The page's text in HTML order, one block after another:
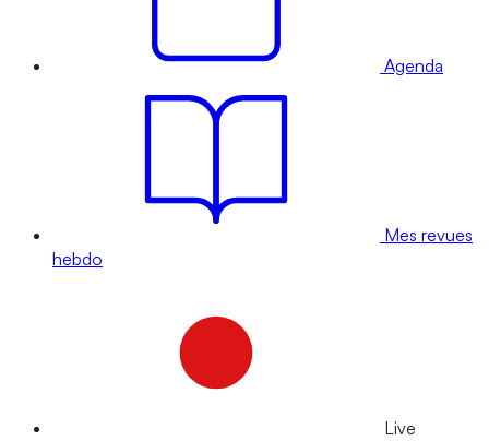
Agenda
Mes revues
hebdo
Live